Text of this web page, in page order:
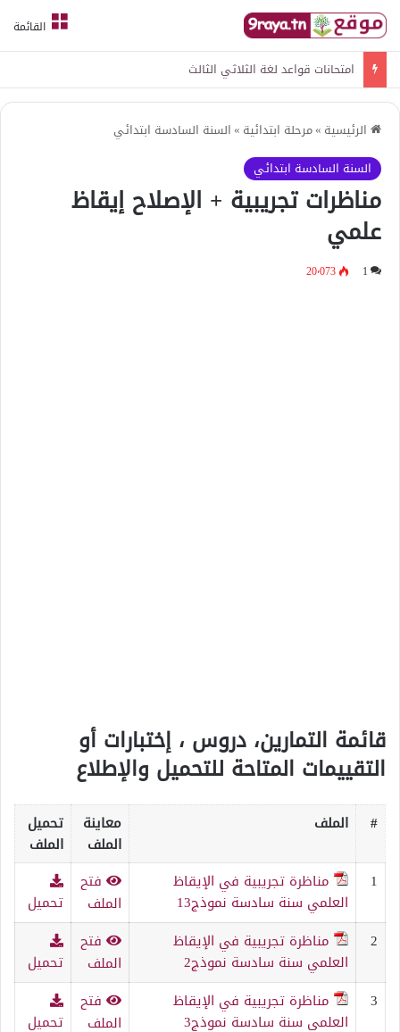
القائمة
امتحانات قواعد لغة الثلاثي الثالث
الرئيسية »مرحلة ابتدائية »السنة السادسة ابتدائي
السنة السادسة ابتدائي
مناظرات تجريبية + الإصلاح إيقاظ
علمي
1 20٬073
قائمة التمارين، دروس ، إختبارات أو
التقييمات المتاحة للتحميل والإطلاع
# الملف
معاينة
الملف
تحميل
الملف
1
مناظرة تجريبية في الإيقاظ
العلمي سنة سادسة نموذج13
فتح
الملف
تحميل
2
مناظرة تجريبية في الإيقاظ
العلمي سنة سادسة نموذج2
فتح
الملف
تحميل
3
مناظرة تجريبية في الإيقاظ
العلمي سنة سادسة نموذج3
فتح
الملف
تحميل